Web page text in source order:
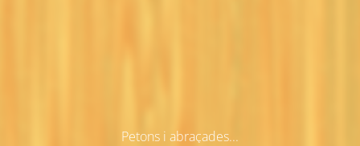
Petons i abraçades...